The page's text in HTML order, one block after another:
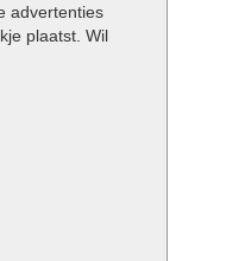
advertenties
plaatst. Wil